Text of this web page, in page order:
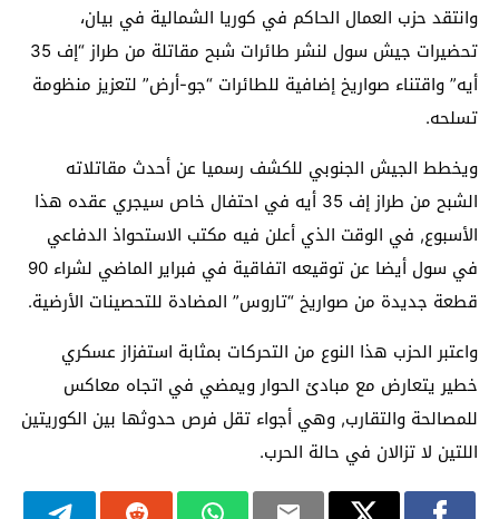
وانتقد حزب العمال الحاكم في كوريا الشمالية في بيان،
تحضيرات جيش سول لنشر طائرات شبح مقاتلة من طراز “إف 35
أيه” واقتناء صواريخ إضافية للطائرات “جو-أرض” لتعزيز منظومة
تسلحه.
ويخطط الجيش الجنوبي للكشف رسميا عن أحدث مقاتلاته
الشبح من طراز إف 35 أيه في احتفال خاص سيجري عقده هذا
الأسبوع, في الوقت الذي أعلن فيه مكتب الاستحواذ الدفاعي
في سول أيضا عن توقيعه اتفاقية في فبراير الماضي لشراء 90
قطعة جديدة من صواريخ “تاروس” المضادة للتحصينات الأرضية.
واعتبر الحزب هذا النوع من التحركات بمثابة استفزاز عسكري
خطير يتعارض مع مبادئ الحوار ويمضي في اتجاه معاكس
للمصالحة والتقارب, وهي أجواء تقل فرص حدوثها بين الكوريتين
اللتين لا تزالان في حالة الحرب.